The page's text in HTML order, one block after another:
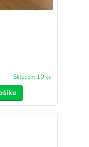
Skladem 10 ks